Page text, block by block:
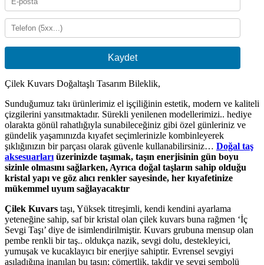
Kaydet
Çilek Kuvars Doğaltaşlı Tasarım Bileklik,
Sunduğumuz takı ürünlerimiz el işçiliğinin estetik, modern ve kaliteli
çizgilerini yansıtmaktadır. Sürekli yenilenen modellerimizi.. hediye
olarakta gönül rahatlığıyla sunabileceğiniz gibi özel günleriniz ve
gündelik yaşamınızda kıyafet seçimlerinizle kombinleyerek
şıklığınızın bir parçası olarak güvenle kullanabilirsiniz… Doğal taş
aksesuarları üzerinizde taşımak, taşın enerjisinin gün boyu
sizinle olmasını sağlarken, Ayrıca doğal taşların sahip olduğu
kristal yapı ve göz alıcı renkler sayesinde, her kıyafetinize
mükemmel uyum sağlayacaktır
Çilek Kuvars taşı, Yüksek titreşimli, kendi kendini ayarlama
yeteneğine sahip, saf bir kristal olan çilek kuvars buna rağmen ‘İç
Sevgi Taşı’ diye de isimlendirilmiştir. Kuvars grubuna mensup olan
pembe renkli bir taş.. oldukça nazik, sevgi dolu, destekleyici,
yumuşak ve kucaklayıcı bir enerjiye sahiptir. Evrensel sevgiyi
aşıladığına inanılan bu taşın; cömertlik, takdir ve sevgi sembolü